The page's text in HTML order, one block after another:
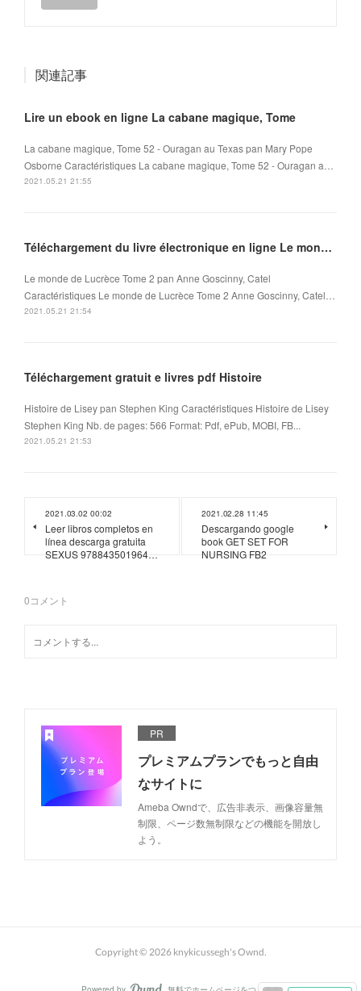
関連記事
Lire un ebook en ligne La cabane magique, Tome
La cabane magique, Tome 52 - Ouragan au Texas pan Mary Pope
Osborne Caractéristiques La cabane magique, Tome 52 - Ouragan a…
2021.05.21 21:55
Téléchargement du livre électronique en ligne Le monde de Lucrèce Tome 2
Le monde de Lucrèce Tome 2 pan Anne Goscinny, Catel
Caractéristiques Le monde de Lucrèce Tome 2 Anne Goscinny, Catel…
2021.05.21 21:54
Téléchargement gratuit e livres pdf Histoire
Histoire de Lisey pan Stephen King Caractéristiques Histoire de Lisey
Stephen King Nb. de pages: 566 Format: Pdf, ePub, MOBI, FB...
2021.05.21 21:53
2021.03.02 00:02
Leer libros completos en
línea descarga gratuita
SEXUS 978843501964…
2021.02.28 11:45
Descargando google
book GET SET FOR
NURSING FB2
0コメント
PR
プレミアムプランでもっと自由
なサイトに
Ameba Owndで、広告非表示、画像容量無
制限、ページ数無制限などの機能を開放し
よう。
Copyright © 2026 knykicussegh's Ownd.